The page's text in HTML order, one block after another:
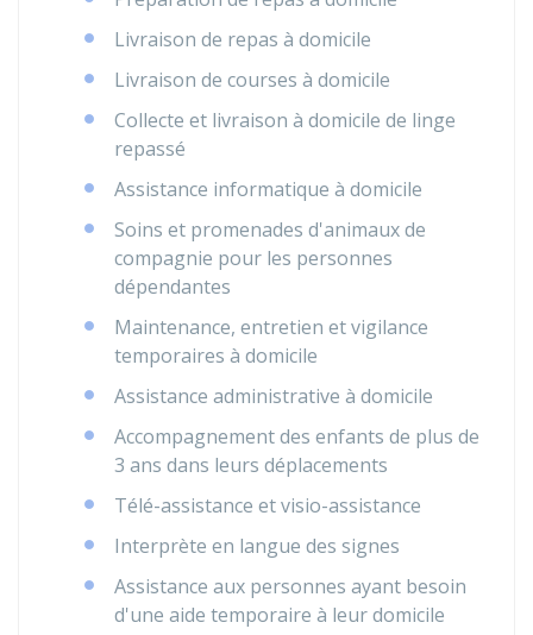
Livraison de repas à domicile
Livraison de courses à domicile
Collecte et livraison à domicile de linge
repassé
Assistance informatique à domicile
Soins et promenades d'animaux de
compagnie pour les personnes
dépendantes
Maintenance, entretien et vigilance
temporaires à domicile
Assistance administrative à domicile
Accompagnement des enfants de plus de
3 ans dans leurs déplacements
Télé-assistance et visio-assistance
Interprète en langue des signes
Assistance aux personnes ayant besoin
d'une aide temporaire à leur domicile